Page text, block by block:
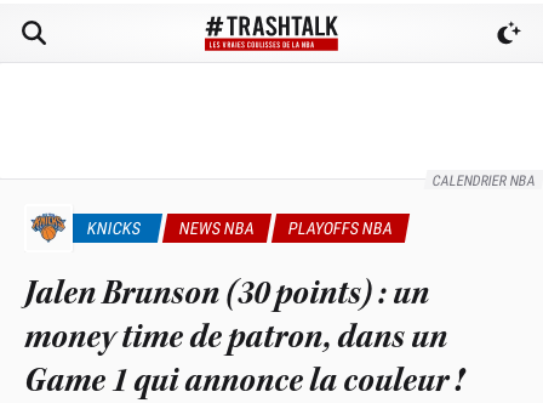
CALENDRIER NBA
KNICKS NEWS NBA PLAYOFFS NBA
Jalen Brunson (30 points) : un
money time de patron, dans un
Game 1 qui annonce la couleur !